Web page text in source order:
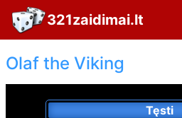
321zaidimai.lt
Olaf the Viking
Tęsti